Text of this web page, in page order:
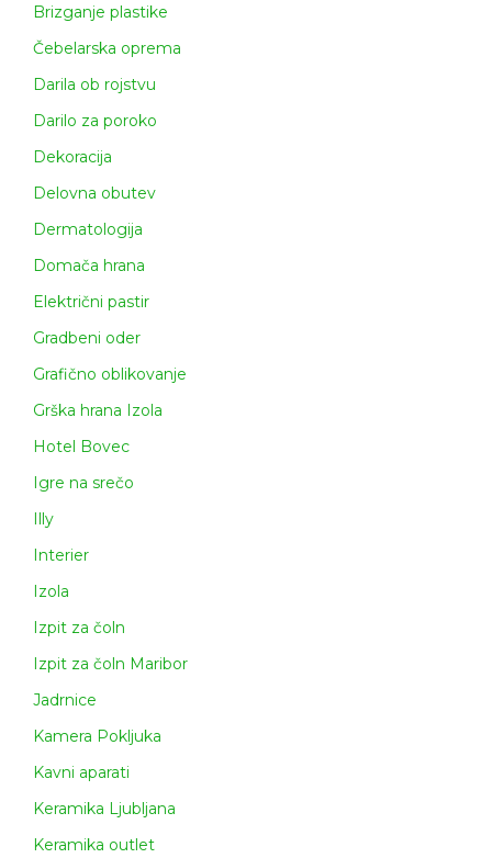
Brizganje plastike
Čebelarska oprema
Darila ob rojstvu
Darilo za poroko
Dekoracija
Delovna obutev
Dermatologija
Domača hrana
Električni pastir
Gradbeni oder
Grafično oblikovanje
Grška hrana Izola
Hotel Bovec
Igre na srečo
Illy
Interier
Izola
Izpit za čoln
Izpit za čoln Maribor
Jadrnice
Kamera Pokljuka
Kavni aparati
Keramika Ljubljana
Keramika outlet